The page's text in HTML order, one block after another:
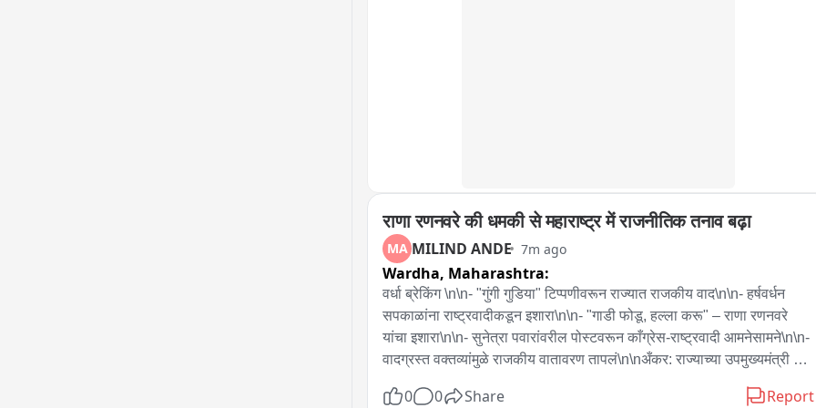
राणा रणनवरे की धमकी से महाराष्ट्र में राजनीतिक तनाव बढ़ा
MA MILIND ANDE 7m ago
Wardha, Maharashtra:
वर्धा ब्रेकिंग \n\n- "गुंगी गुडिया" टिप्पणीवरून राज्यात राजकीय वाद\n\n- हर्षवर्धन
सपकाळांना राष्ट्रवादीकडून इशारा\n\n- "गाडी फोडू, हल्ला करू" – राणा रणनवरे
यांचा इशारा\n\n- सुनेत्रा पवारांवरील पोस्टवरून काँग्रेस-राष्ट्रवादी आमनेसामने\n\n-
वादग्रस्त वक्तव्यांमुळे राजकीय वातावरण तापलं\n\nअँकर: राज्याच्या उपमुख्यमंत्री
पोस्टवर करण्यात आलेल्या "गुंगी गुडिया" या वादग्रस्त उल्लेखावरून राज्यातील
0 0 Share Report